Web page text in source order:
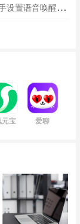
小布智能语音助手如何设置语音唤醒？小布助手设置语音唤醒的方法
元宝 爱聊